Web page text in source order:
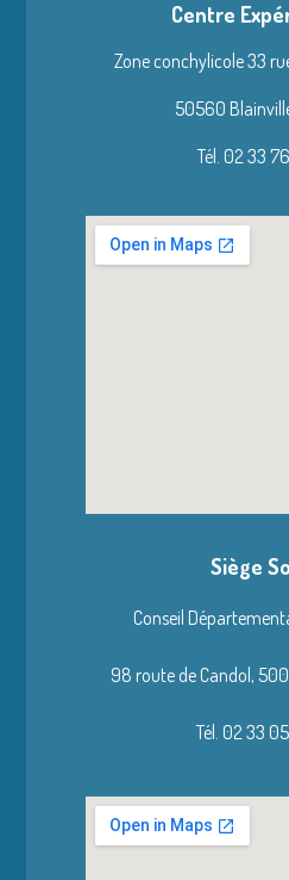
Centre
Zone conchylicole 33
50560
Tél. 02 33
Siège
Conseil
98 route de Candol,
Tél. 02 33